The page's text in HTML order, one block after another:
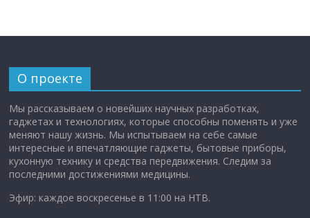
О проекте
Мы рассказываем о новейших научных разработках,
гаджетах и технологиях, которые способны поменять и уже
меняют нашу жизнь. Мы испытываем на себе самые
интересные и впечатляющие гаджеты, бытовые приборы,
кухонную технику и средства передвижения. Следим за
последними достижениями медицины.
Эфир: каждое воскресенье в 11:00 на НТВ.